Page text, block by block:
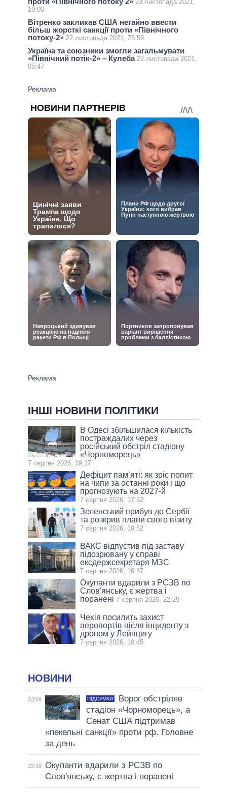
23 листопада 2021,
19:00
Вітренко закликав США негайно ввести
більш жорсткі санкції проти «Північного
потоку-2» 22 листопада 2021, 23:59
Україна та союзники змогли загальмувати
«Північний потік-2» – Кулеба 22 листопада 2021,
05:47
ІНШІ НОВИНИ ПОЛІТИКИ
В Одесі збільшилася кількість
постраждалих через
російський обстріл стадіону
«Чорноморець»
7 серпня 2026, 19:17
Дефіцит пам’яті: як зріс попит
на чипи за останні роки і що
прогнозують на 2027-й
7 серпня 2026, 17:52
Зеленський прибув до Сербії
та розкрив плани свого візиту
7 серпня 2026, 19:52
ВАКС відпустив під заставу
підозрювану у справі
ексдержсекретаря МЗС
7 серпня 2026, 16:37
Окупанти вдарили з РСЗВ по
Слов'янську, є жертва і
поранені 7 серпня 2026, 22:29
Чехія посилить захист
аеропортів після інциденту з
дроном у Лейпцигу
7 серпня 2026, 18:45
НОВИНИ
23:09 ПІДСУМКИ
Ворог обстріляв
стадіон «Чорноморець», а
Сенат США підтримав
«пекельні санкції» проти рф. Головне
за день
22:29 Окупанти вдарили з РСЗВ по
Слов'янську, є жертва і поранені